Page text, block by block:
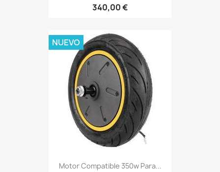
340,00 €
Motor Compatible 350w Para...
NUEVO